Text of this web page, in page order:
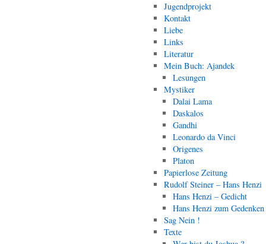
Jugendprojekt
Kontakt
Liebe
Links
Literatur
Mein Buch: Ajandek
Lesungen
Mystiker
Dalai Lama
Daskalos
Gandhi
Leonardo da Vinci
Origenes
Platon
Papierlose Zeitung
Rudolf Steiner – Hans Henzi
Hans Henzi – Gedicht
Hans Henzi zum Gedenken
Sag Nein !
Texte